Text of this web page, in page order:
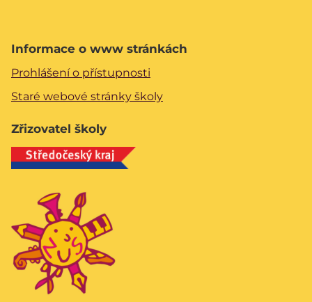
Informace o www stránkách
Prohlášení o přístupnosti
Staré webové stránky školy
Zřizovatel školy